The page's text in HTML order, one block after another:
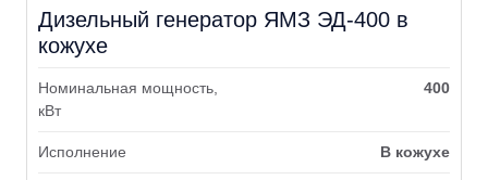
Дизельный генератор ЯМЗ ЭД-400 в
кожухе
Номинальная мощность,
кВт
400
Исполнение В кожухе